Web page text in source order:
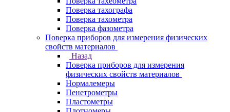
Поверка тахографа
Поверка тахометра
Поверка фазометра
Поверка приборов для измерения физических
свойств материалов
Назад
Поверка приборов для измерения
физических свойств материалов
Нормалемеры
Пенетрометры
Пластометры